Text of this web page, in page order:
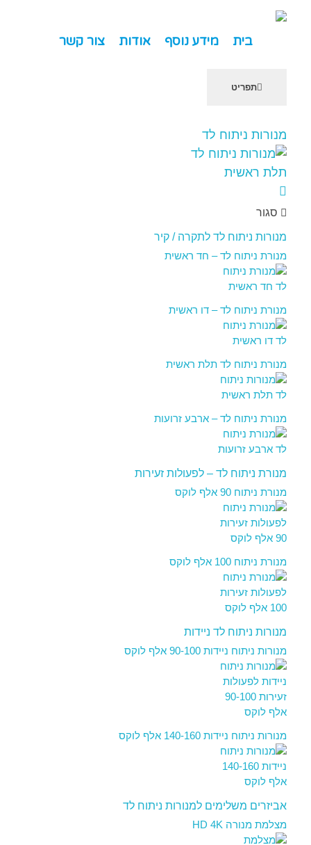
בְּאֲתָר
מֻפְעֶלֶת
מַעֲרֶכֶת
לִנְגִישׁוּת
הָאֲתָר.
בית מידע נוסף אודות צור קשר
תפריט
מנורות ניתוח לד
סגור
מנורות ניתוח לד לתקרה / קיר
מנורת ניתוח לד – חד ראשית
מנורת ניתוח לד – דו ראשית
מנורת ניתוח לד תלת ראשית
מנורת ניתוח לד – ארבע זרועות
מנורת ניתוח לד – לפעולות זעירות
מנורת ניתוח 90 אלף לוקס
מנורת ניתוח 100 אלף לוקס
מנורות ניתוח לד ניידות
מנורות ניתוח ניידות 90-100 אלף לוקס
מנורות ניתוח ניידות 140-160 אלף לוקס
אביזרים משלימים למנורות ניתוח לד
מצלמת מנורה HD 4K